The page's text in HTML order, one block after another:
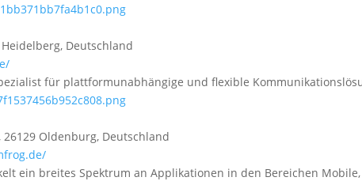
Deutschland
für plattformunabhängige und flexible
Oldenburg, Deutschland
ein breites Spektrum an Applikationen in den Bereichen Mobile,